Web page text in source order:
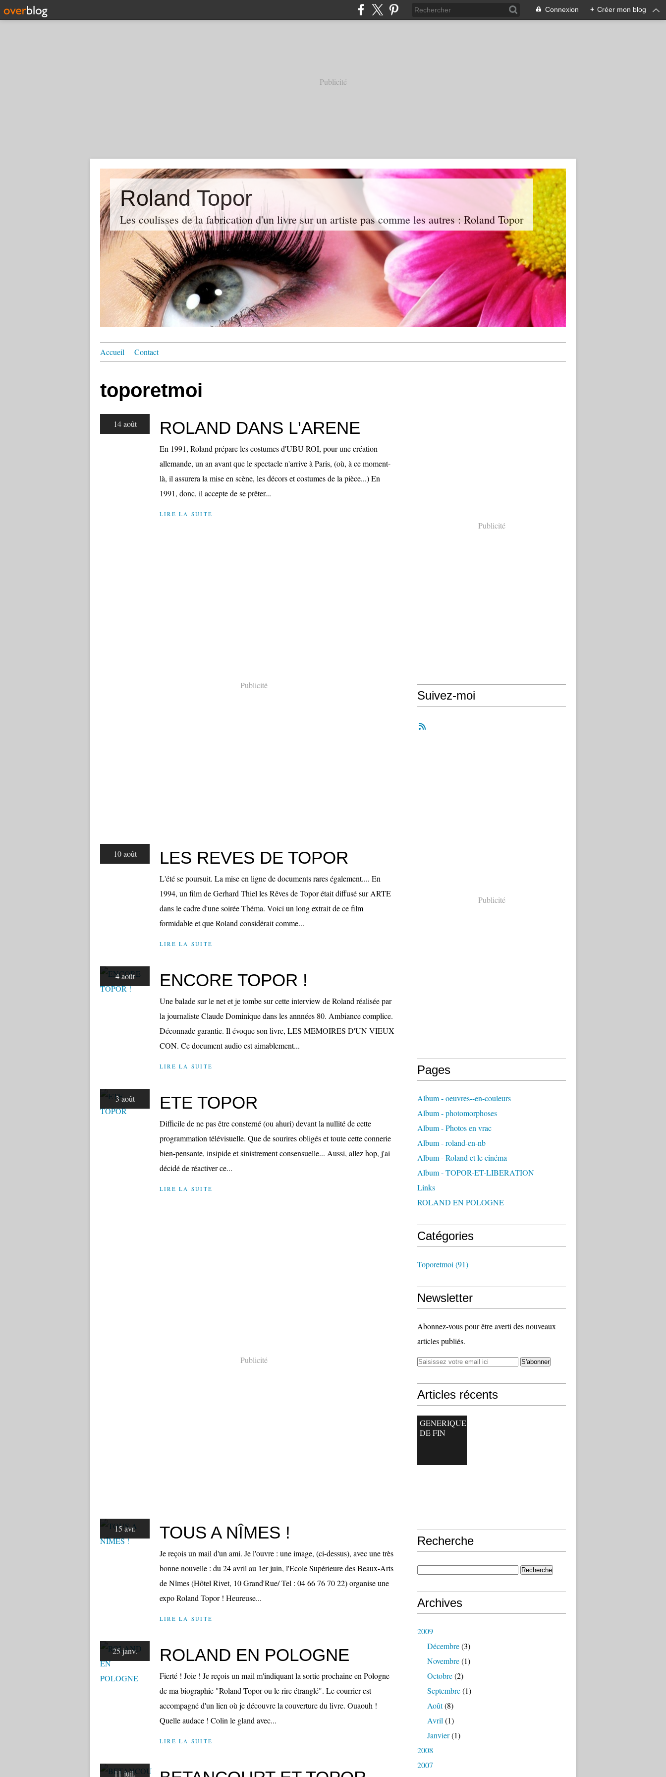
Connexion + Créer mon blog
Publicité
Roland Topor
Les coulisses de la fabrication d'un livre sur un artiste pas comme les autres : Roland Topor
Accueil Contact
toporetmoi
14 août ROLAND DANS L'ARENE
En 1991, Roland prépare les costumes d'UBU ROI, pour une création
allemande, un an avant que le spectacle n'arrive à Paris, (où, à ce moment-
là, il assurera la mise en scène, les décors et costumes de la pièce...) En
1991, donc, il accepte de se prêter...
LIRE LA SUITE
Publicité
10 août LES REVES DE TOPOR
L'été se poursuit. La mise en ligne de documents rares également.... En
1994, un film de Gerhard Thiel les Rêves de Topor était diffusé sur ARTE
dans le cadre d'une soirée Théma. Voici un long extrait de ce film
formidable et que Roland considérait comme...
LIRE LA SUITE
4 août ENCORE TOPOR !
Une balade sur le net et je tombe sur cette interview de Roland réalisée par
la journaliste Claude Dominique dans les annnées 80. Ambiance complice.
Déconnade garantie. Il évoque son livre, LES MEMOIRES D'UN VIEUX
CON. Ce document audio est aimablement...
LIRE LA SUITE
3 août ETE TOPOR
Difficile de ne pas être consterné (ou ahuri) devant la nullité de cette
programmation télévisuelle. Que de sourires obligés et toute cette connerie
bien-pensante, insipide et sinistrement consensuelle... Aussi, allez hop, j'ai
décidé de réactiver ce...
LIRE LA SUITE
Publicité
15 avr. TOUS A NÎMES !
Je reçois un mail d'un ami. Je l'ouvre : une image, (ci-dessus), avec une très
bonne nouvelle : du 24 avril au 1er juin, l'Ecole Supérieure des Beaux-Arts
de Nîmes (Hôtel Rivet, 10 Grand'Rue/ Tel : 04 66 76 70 22) organise une
expo Roland Topor ! Heureuse...
LIRE LA SUITE
25 janv. ROLAND EN POLOGNE
Fierté ! Joie ! Je reçois un mail m'indiquant la sortie prochaine en Pologne
de ma biographie "Roland Topor ou le rire étranglé". Le courrier est
accompagné d'un lien où je découvre la couverture du livre. Ouaouh !
Quelle audace ! Colin le gland avec...
LIRE LA SUITE
11 juil.
Publicité
Suivez-moi
Publicité
Pages
Album - oeuvres--en-couleurs
Album - photomorphoses
Album - Photos en vrac
Album - roland-en-nb
Album - Roland et le cinéma
Album - TOPOR-ET-LIBERATION
Links
ROLAND EN POLOGNE
Catégories
Toporetmoi (91)
Newsletter
Abonnez-vous pour être averti des nouveaux
articles publiés.
Articles récents
GENERIQUE
DE FIN
Recherche
Archives
2009
Décembre(3)
Novembre(1)
Octobre(2)
Septembre(1)
Août(8)
Avril (1)
Janvier(1)
2008
2007